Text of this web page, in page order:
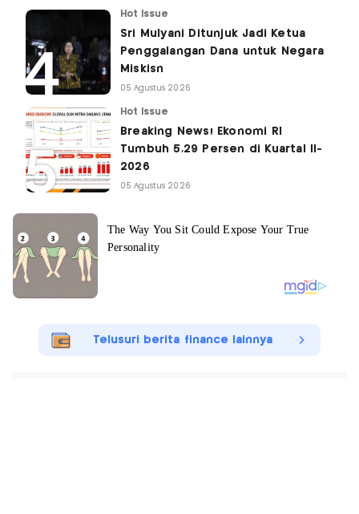
Hot Issue
Sri Mulyani Ditunjuk Jadi Ketua
Penggalangan Dana untuk Negara
Miskisn
05 Agustus 2026
Hot Issue
Breaking News! Ekonomi RI
Tumbuh 5,29 Persen di Kuartal II-
2026
05 Agustus 2026
Telusuri berita finance lainnya